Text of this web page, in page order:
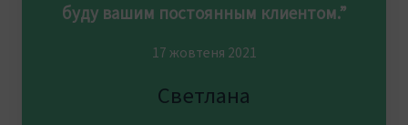
буду вашим постоянным клиентом.”
17 жовтеня 2021
Светлана